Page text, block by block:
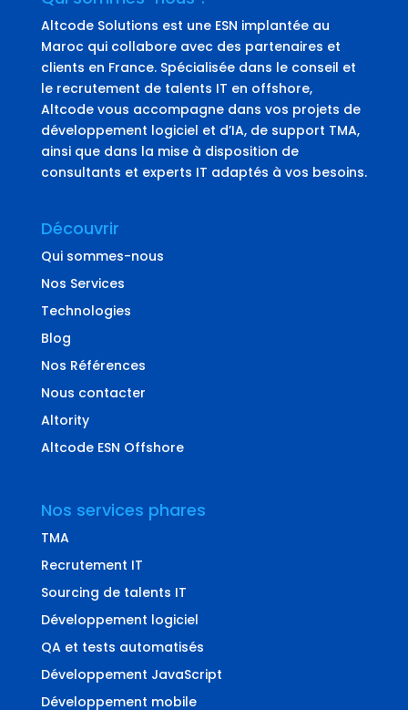
Altcode Solutions est une ESN implantée au
Maroc qui collabore avec des partenaires et
clients en France. Spécialisée dans le conseil et
le recrutement de talents IT en offshore,
Altcode vous accompagne dans vos projets de
développement logiciel et d’IA, de support TMA,
ainsi que dans la mise à disposition de
consultants et experts IT adaptés à vos besoins.
Découvrir
Qui sommes-nous
Nos Services
Technologies
Blog
Nos Références
Nous contacter
Altority
Altcode ESN Offshore
Nos services phares
TMA
Recrutement IT
Sourcing de talents IT
Développement logiciel
QA et tests automatisés
Développement JavaScript
Développement mobile